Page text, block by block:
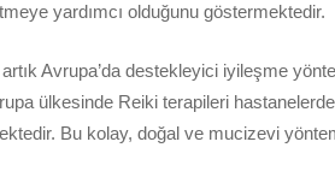
yardımcı olduğunu göstermektedir.
Avrupa’da destekleyici iyileşme
ülkesinde Reiki terapileri
Bu kolay, doğal ve mucizevi